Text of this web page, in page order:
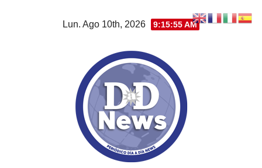
Lun. Ago 10th, 2026 9:15:56 AM